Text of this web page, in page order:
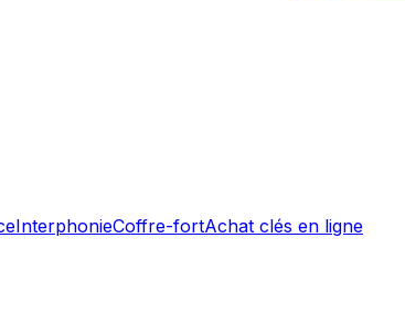
InterphonieCoffre-fortAchat clés en ligne